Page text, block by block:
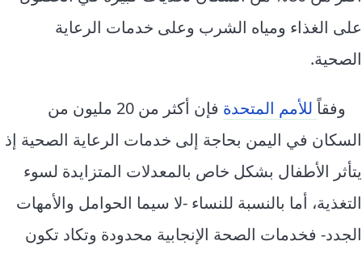
على الغذاء ومياه الشرب وعلى خدمات الرعاية
الصحية.
وفقاً للأمم المتحدة
فإن أكثر من 20 مليون من
السكان في اليمن بحاجة إلى خدمات الرعاية الصحية إذ
يتأثر الأطفال بشكل خاص بالمعدلات المتزايدة لسوء
التغذية، أما بالنسبة للنساء -لا سيما الحوامل والأمهات
الجدد- فخدمات الصحة الإنجابية محدودة وتكاد تكون